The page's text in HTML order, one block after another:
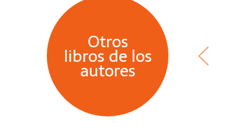
Otros
libros de los
autores